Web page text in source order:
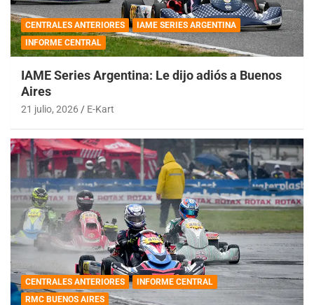
CENTRALES ANTERIORES
IAME SERIES ARGENTINA
INFORME CENTRAL
IAME Series Argentina: Le dijo adiós a Buenos
Aires
21 julio, 2026 E-Kart
CENTRALES ANTERIORES
INFORME CENTRAL
RMC BUENOS AIRES